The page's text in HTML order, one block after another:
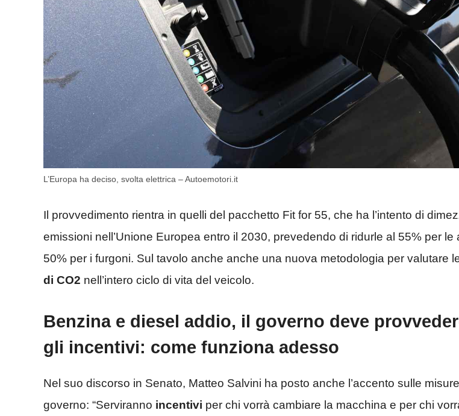
L’Europa ha deciso, svolta elettrica – Autoemotori.it
Il provvedimento rientra in quelli del pacchetto Fit for 55, che ha l’intento di
emissioni nell’Unione Europea entro il 2030, prevedendo di ridurle al 55% per le
50% per i furgoni. Sul tavolo anche anche una nuova metodologia per valutare
di CO2 nell’intero ciclo di vita del veicolo.
Benzina e diesel addio, il governo deve
gli incentivi: come funziona adesso
Nel suo discorso in Senato, Matteo Salvini ha posto anche l’accento sulle
governo: “Serviranno incentivi per chi vorrà cambiare la macchina e per chi